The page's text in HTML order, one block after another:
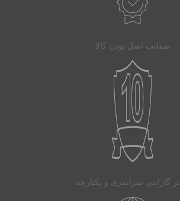
ضمانت اصل بودن کالا
گارانتی سراسری و یکپارچه